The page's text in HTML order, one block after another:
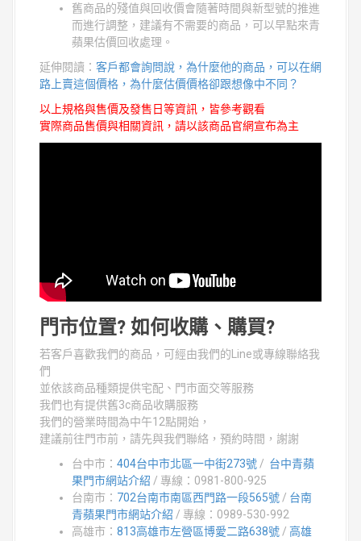
舊商品的殘值與回收價會隨著時間與新型號的推進
而進行調整，建議有不需要的商品，可以早點來青
蘋果估價回收處理。
延伸閱讀： 客戶都會詢問說，為什麼他的商品，可以在網
路上賣這個價格，為什麼估價價格卻跟想像中不同？
以上規格與售價及發售日等資訊，皆參考觀看
實際商品售價與相關資訊，請以該商品官網宣布為主
門市位置? 如何收購、購買?
若客戶喜歡我們的商品，可經由我們的Line或專線聯絡我
們
並依該商品種類提供宅配、門市面交等服務
我們也有提供舊3c商品收購服務
我們的營業時間為中午12點開始，
建議前往門市前，請先與我們聯絡，預約時間，謝謝
台中市： 404台中市北區一中街273號/ 台中青蘋
果門市網站介紹 / 專線：0981-800-925
台南市： 702台南市南區西門路一段565號/ 台南
青蘋果門市網站介紹 / 專線：0989-530-992
高雄市： 813高雄市左營區博愛二路638號/ 高雄